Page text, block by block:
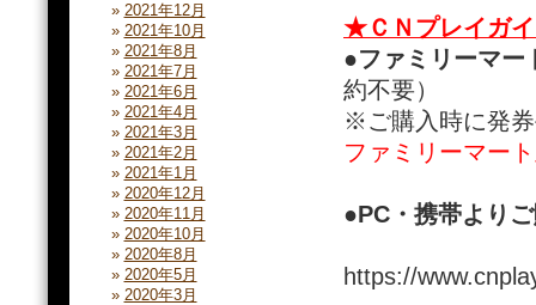
2021年12月
2021年10月
2021年8月
2021年7月
2021年6月
2021年4月
2021年3月
2021年2月
2021年1月
2020年12月
2020年11月
2020年10月
2020年8月
2020年5月
2020年3月
★ＣＮプレイガ
●ファミリーマ
約不要）
※ご購入時に発
ファミリーマー
●PC・携帯より
https://